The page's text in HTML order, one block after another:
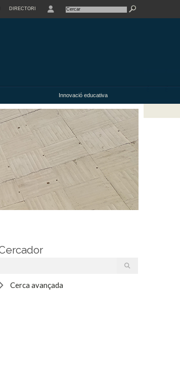
DIRECTORI
Innovació educativa
Cerca avançada